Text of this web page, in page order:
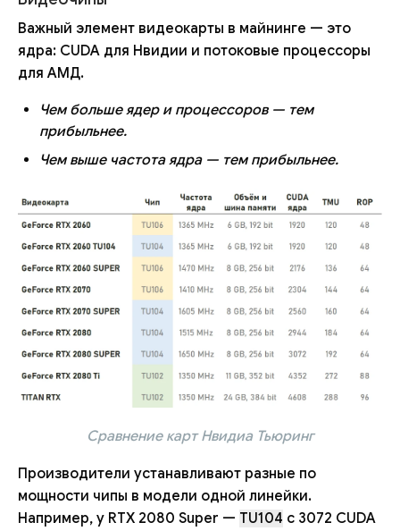
Важный элемент видеокарты в майнинге — это
ядра: CUDA для Нвидии и потоковые процессоры
для АМД.
Чем больше ядер и процессоров — тем
прибыльнее.
Чем выше частота ядра — тем прибыльнее.
Сравнение карт Нвидиа Тьюринг
Производители устанавливают разные по
мощности чипы в модели одной линейки.
Например, у RTX 2080 Super — TU104 c 3072 CUDA